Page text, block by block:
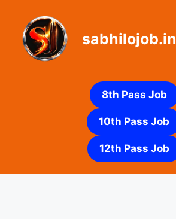
content
sabhilojob.in
8th Pass Job
10th Pass Job
12th Pass Job